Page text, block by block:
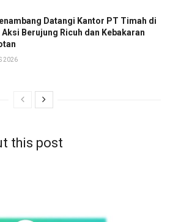
Datangi Kantor PT Timah di
Aksi Berujung Ricuh dan Kebakaran
2026
this post